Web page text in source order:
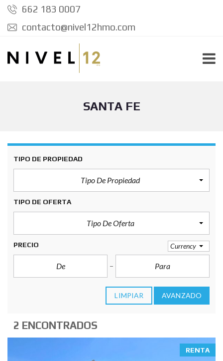
662 183 0007
contacto@nivel12hmo.com
SANTA FE
TIPO DE PROPIEDAD
Tipo De Propiedad
TIPO DE OFERTA
Tipo De Oferta
PRECIO Currency
LIMPIAR AVANZADO
2 ENCONTRADOS
RENTA